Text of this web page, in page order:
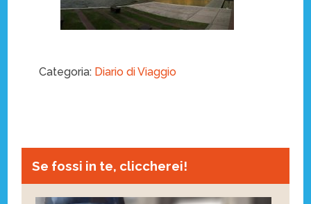
Categoria: Diario di Viaggio
Se fossi in te, cliccherei!